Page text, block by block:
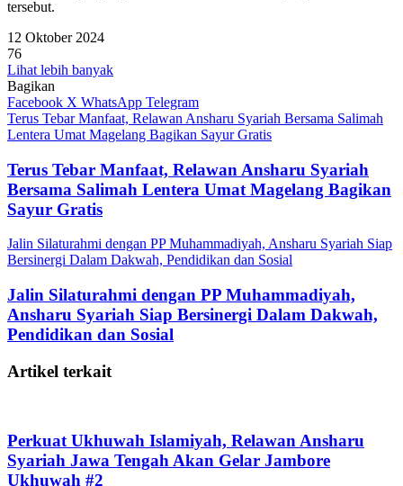
tersebut.
12 Oktober 2024
76
Lihat lebih banyak
Bagikan
Facebook X WhatsApp Telegram
Terus Tebar Manfaat, Relawan Ansharu Syariah Bersama Salimah
Lentera Umat Magelang Bagikan Sayur Gratis
Terus Tebar Manfaat, Relawan Ansharu Syariah
Bersama Salimah Lentera Umat Magelang Bagikan
Sayur Gratis
Jalin Silaturahmi dengan PP Muhammadiyah, Ansharu Syariah Siap
Bersinergi Dalam Dakwah, Pendidikan dan Sosial
Jalin Silaturahmi dengan PP Muhammadiyah,
Ansharu Syariah Siap Bersinergi Dalam Dakwah,
Pendidikan dan Sosial
Artikel terkait
Perkuat Ukhuwah Islamiyah, Relawan Ansharu
Syariah Jawa Tengah Akan Gelar Jambore
Ukhuwah #2